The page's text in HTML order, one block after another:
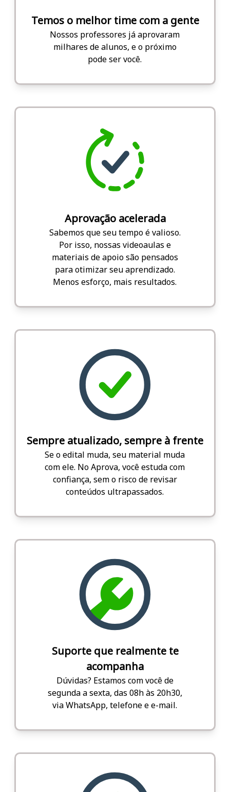
Temos o melhor time com a gente
Nossos professores já aprovaram
milhares de alunos, e o próximo
pode ser você.
Aprovação acelerada
Sabemos que seu tempo é valioso.
Por isso, nossas videoaulas e
materiais de apoio são pensados
para otimizar seu aprendizado.
Menos esforço, mais resultados.
Sempre atualizado, sempre à frente
Se o edital muda, seu material muda
com ele. No Aprova, você estuda com
confiança, sem o risco de revisar
conteúdos ultrapassados.
Suporte que realmente te
acompanha
Dúvidas? Estamos com você de
segunda a sexta, das 08h às 20h30,
via WhatsApp, telefone e e-mail.